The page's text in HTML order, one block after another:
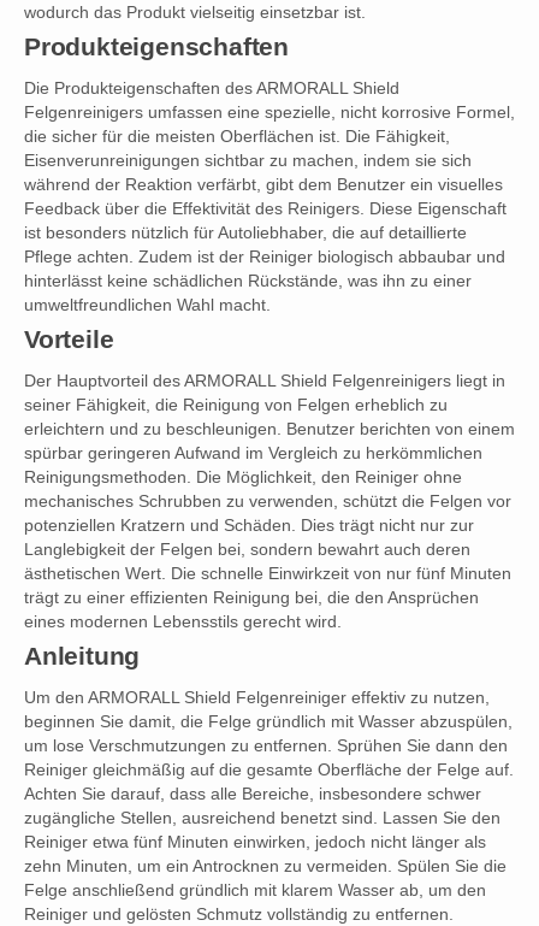
wodurch das Produkt vielseitig einsetzbar ist.
Produkteigenschaften
Die Produkteigenschaften des ARMORALL Shield
Felgenreinigers umfassen eine spezielle, nicht korrosive Formel,
die sicher für die meisten Oberflächen ist. Die Fähigkeit,
Eisenverunreinigungen sichtbar zu machen, indem sie sich
während der Reaktion verfärbt, gibt dem Benutzer ein visuelles
Feedback über die Effektivität des Reinigers. Diese Eigenschaft
ist besonders nützlich für Autoliebhaber, die auf detaillierte
Pflege achten. Zudem ist der Reiniger biologisch abbaubar und
hinterlässt keine schädlichen Rückstände, was ihn zu einer
umweltfreundlichen Wahl macht.
Vorteile
Der Hauptvorteil des ARMORALL Shield Felgenreinigers liegt in
seiner Fähigkeit, die Reinigung von Felgen erheblich zu
erleichtern und zu beschleunigen. Benutzer berichten von einem
spürbar geringeren Aufwand im Vergleich zu herkömmlichen
Reinigungsmethoden. Die Möglichkeit, den Reiniger ohne
mechanisches Schrubben zu verwenden, schützt die Felgen vor
potenziellen Kratzern und Schäden. Dies trägt nicht nur zur
Langlebigkeit der Felgen bei, sondern bewahrt auch deren
ästhetischen Wert. Die schnelle Einwirkzeit von nur fünf Minuten
trägt zu einer effizienten Reinigung bei, die den Ansprüchen
eines modernen Lebensstils gerecht wird.
Anleitung
Um den ARMORALL Shield Felgenreiniger effektiv zu nutzen,
beginnen Sie damit, die Felge gründlich mit Wasser abzuspülen,
um lose Verschmutzungen zu entfernen. Sprühen Sie dann den
Reiniger gleichmäßig auf die gesamte Oberfläche der Felge auf.
Achten Sie darauf, dass alle Bereiche, insbesondere schwer
zugängliche Stellen, ausreichend benetzt sind. Lassen Sie den
Reiniger etwa fünf Minuten einwirken, jedoch nicht länger als
zehn Minuten, um ein Antrocknen zu vermeiden. Spülen Sie die
Felge anschließend gründlich mit klarem Wasser ab, um den
Reiniger und gelösten Schmutz vollständig zu entfernen.